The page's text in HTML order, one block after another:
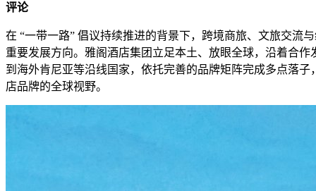
评论
在 “一带一路” 倡议持续推进的背景下，跨境商旅、文旅交流
重要发展方向。雅阁酒店集团立足本土、放眼全球，沿着合
到海外肯尼亚等沿线国家，依托完善的品牌矩阵完成多点落
店品牌的全球视野。